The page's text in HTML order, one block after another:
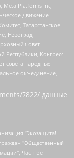
Meta Platforms Inc,
Движение
Татарстанское
Невоград,
Совет
Республики, Конгресс
совета народных
объединение,
7822/ данные
Владыкина Елена Сергеевна, Гельман Марат Александрович, Никульшина Вероника Юрьевна, Толоконникова Надежда Андреевна, Шендерович Виктор Анатольевич, Общество с ограниченной ответственностью "Данное сообщение", Общество с ограниченной ответственностью Издательский дом "Новая глава", Айнбиндер Александра Александровна, Московский комьюнити-центр для ЛГБТ+инициатив, Благотворительный фонд развития филантропии, Deutsche Welle (Германия, Kurt-Schumacher-Strasse 3, 53113 Bonn), Борзунова Мария Михайловна, Воробьев Виктор Викторович, Голубева Анна Львовна, Константинова Алла Михайловна, Малкова Ирина Владимировна, Мурадов Мурад Абдулгалимович, Осетинская Елизавета Николаевна, Понасенков Евгений Николаевич, Ганапольский Матвей Юрьевич, Киселев Евгений Алексеевич, Борухович Ирина Григорьевна, Дремин Иван Тимофеевич, Дубровский Дмитрий Викторович, Красноярская региональная общественная организация поддержки и развития альтернативных образовательных технологий и межкультурных коммуникаций "ИНТЕРРА", Маяковская Екатерина Алексеевна, Фейгин Марк Захарович, Филимонов Андрей Викторович, Дзугкоева Регина Николаевна, Доброхотов Роман Александрович, Дудь Юрий Александрович, Елкин Сергей Владимирович, Кругликов Кирилл Игоревич, Сабунаева Мария Леонидовна, Семенов Алексей Владимирович, Шаинян Карен Багратович, Шульман Екатерина Михайловна, Асафьев Артур Валерьевич, Вахштайн Виктор Семенович, Венедиктов Алексей Алексеевич, Лушникова Екатерина Евгеньевна, Волков Леонид Михайлович, Невзоров Александр Глебович, Пархоменко Сергей Борисович, Сироткин Ярослав Николаевич, Кара-Мурза Владимир Владимирович, Баранова Наталья Владимировна, Гозман Леонид Яковлевич, Кагарлицкий Борис Юльевич, Климарев Михаил Валерьевич, Милов Владимир Станиславович, Автономная некоммерческая организация Краснодарский центр современного искусства "Типография", Моргенштерн Алишер Тагирович, Соболь Любовь Эдуардовна, Общество с ограниченной ответственностью "ЛИЗА НОРМ", Каспаров Гарри Кимович, Ходорковский Михаил Борисович, Общество с ограниченной ответственностью "Апрельские тезисы", Данилович Ирина Брониславовна, Кашин Олег Владимирович, Петров Николай Владимирович, Пивоваров Алексей Владимирович, Соколов Михаил Владимирович, Цветкова Юлия Владимировна, Чичваркин Евгений Александрович, Комитет против пыток/Команда против пыток, Общество с ограниченной ответственностью "Первый научный", Общество с ограниченной ответственностью "Вертолет и ко", Белоцерковская Вероника Борисовна, Кац Максим Евгеньевич, Лазарева Татьяна Юрьевна, Шаведдинов Руслан Табризович, Яшин Илья Валерьевич, Общество с ограниченной ответственностью "Иноагент ААВ", Алешковский Дмитрий Петрович, Альбац Евгения Марковна, Быков Дмитрий Львович, Галямина Юлия Евгеньевна, Лойко Сергей Леонидович, Мартынов Кирилл Константинович, Медведев Сергей Александрович, Крашенинников Федор Геннадиевич, Гордеева Катерина Вл